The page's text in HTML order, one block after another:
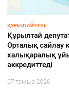
ИНФРАҚҰРЫЛЫМ
Ақжайық шағын
07 тамыз 2026